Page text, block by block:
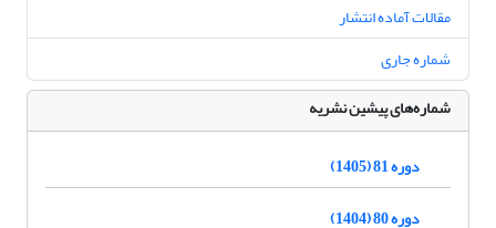
مقالات آماده انتشار
شماره جاری
شماره‌های پیشین نشریه
دوره 81 (1405)
دوره 80 (1404)